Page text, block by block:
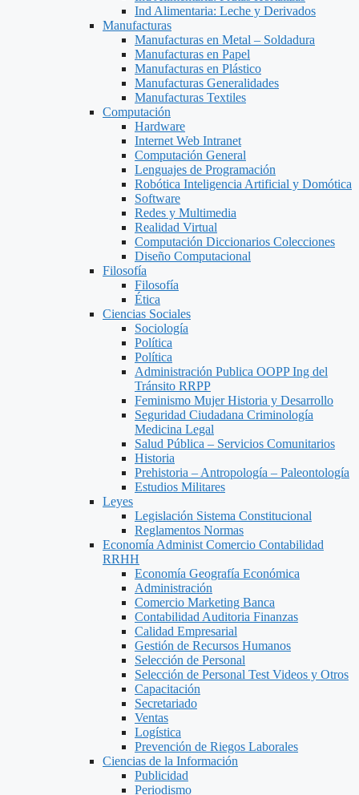
Ind Alimentaria: Leche y Derivados
Manufacturas
Manufacturas en Metal – Soldadura
Manufacturas en Papel
Manufacturas en Plástico
Manufacturas Generalidades
Manufacturas Textiles
Computación
Hardware
Internet Web Intranet
Computación General
Lenguajes de Programación
Robótica Inteligencia Artificial y Domótica
Software
Redes y Multimedia
Realidad Virtual
Computación Diccionarios Colecciones
Diseño Computacional
Filosofía
Filosofía
Ética
Ciencias Sociales
Sociología
Política
Política
Administración Publica OOPP Ing del
Tránsito RRPP
Feminismo Mujer Historia y Desarrollo
Seguridad Ciudadana Criminología
Medicina Legal
Salud Pública – Servicios Comunitarios
Historia
Prehistoria – Antropología – Paleontología
Estudios Militares
Leyes
Legislación Sistema Constitucional
Reglamentos Normas
Economía Administ Comercio Contabilidad
RRHH
Economía Geografía Económica
Administración
Comercio Marketing Banca
Contabilidad Auditoria Finanzas
Calidad Empresarial
Gestión de Recursos Humanos
Selección de Personal
Selección de Personal Test Videos y Otros
Capacitación
Secretariado
Ventas
Logística
Prevención de Riegos Laborales
Ciencias de la Información
Publicidad
Periodismo